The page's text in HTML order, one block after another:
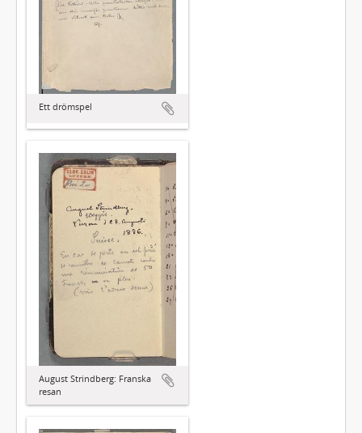
Ett drömspel
August Strindberg: Franska
resan